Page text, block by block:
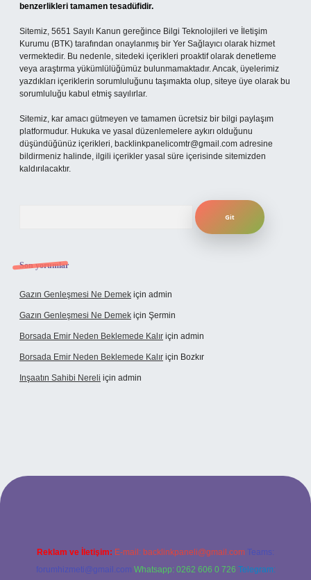
benzerlikleri tamamen tesadüfidir.
Sitemiz, 5651 Sayılı Kanun gereğince Bilgi Teknolojileri ve İletişim
Kurumu (BTK) tarafından onaylanmış bir Yer Sağlayıcı olarak hizmet
vermektedir. Bu nedenle, sitedeki içerikleri proaktif olarak denetleme
veya araştırma yükümlülüğümüz bulunmamaktadır. Ancak, üyelerimiz
yazdıkları içeriklerin sorumluluğunu taşımakta olup, siteye üye olarak bu
sorumluluğu kabul etmiş sayılırlar.
Sitemiz, kar amacı gütmeyen ve tamamen ücretsiz bir bilgi paylaşım
platformudur. Hukuka ve yasal düzenlemelere aykırı olduğunu
düşündüğünüz içerikleri, backlinkpanelicomtr@gmail.com adresine
bildirmeniz halinde, ilgili içerikler yasal süre içerisinde sitemizden
kaldırılacaktır.
Son yorumlar
Gazın Genleşmesi Ne Demek için admin
Gazın Genleşmesi Ne Demek için Şermin
Borsada Emir Neden Beklemede Kalır için admin
Borsada Emir Neden Beklemede Kalır için Bozkır
Inşaatın Sahibi Nereli için admin
www.hiltonbetx.org/
Reklam ve İletişim: E-mail: backlinkpaneli@gmail.com Teams:
forumhizmeti@gmail.com Whatsapp: 0262 606 0 726 Telegram: